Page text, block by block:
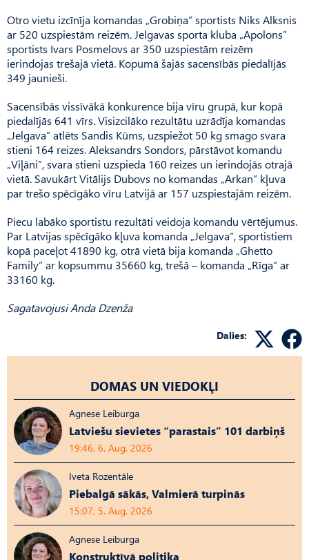
Otro vietu izcīnīja komandas „Grobiņa” sportists Niks Alksnis
ar 520 uzspiestām reizēm. Jelgavas sporta kluba „Apolons”
sportists Ivars Posmelovs ar 350 uzspiestām reizēm
ierindojas trešajā vietā. Kopumā šajās sacensībās piedalījās
349 jaunieši.
Sacensībās vissīvākā konkurence bija vīru grupā, kur kopā
piedalījās 641 vīrs. Visizcilāko rezultātu uzrādīja komandas
„Jelgava” atlēts Sandis Kūms, uzspiežot 50 kg smago svara
stieni 164 reizes. Aleksandrs Sondors, pārstāvot komandu
„Viļāni”, svara stieni uzspieda 160 reizes un ierindojās otrajā
vietā. Savukārt Vitālijs Dubovs no komandas „Arkan” kļuva
par trešo spēcīgāko vīru Latvijā ar 157 uzspiestajām reizēm.
Piecu labāko sportistu rezultāti veidoja komandu vērtējumus.
Par Latvijas spēcīgāko kļuva komanda „Jelgava”, sportistiem
kopā paceļot 41890 kg, otrā vietā bija komanda „Ghetto
Family” ar kopsummu 35660 kg, trešā – komanda „Rīga” ar
33160 kg.
Sagatavojusi Anda Dzenža
Dalies:
DOMAS UN VIEDOKĻI
Agnese Leiburga
Latviešu sievietes “parastais” 101 darbiņš
19:46, 6. Aug, 2026
Iveta Rozentāle
Piebalgā sākās, Valmierā turpinās
15:07, 5. Aug, 2026
Agnese Leiburga
Konstruktīvā politika